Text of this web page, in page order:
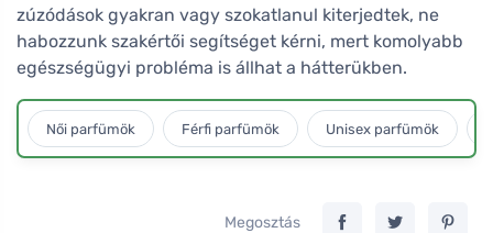
zúzódások gyakran vagy szokatlanul kiterjedtek, ne
habozzunk szakértői segítséget kérni, mert komolyabb
egészségügyi probléma is állhat a hátterükben.
Női parfümök Férfi parfümök Unisex parfümök
Megosztás